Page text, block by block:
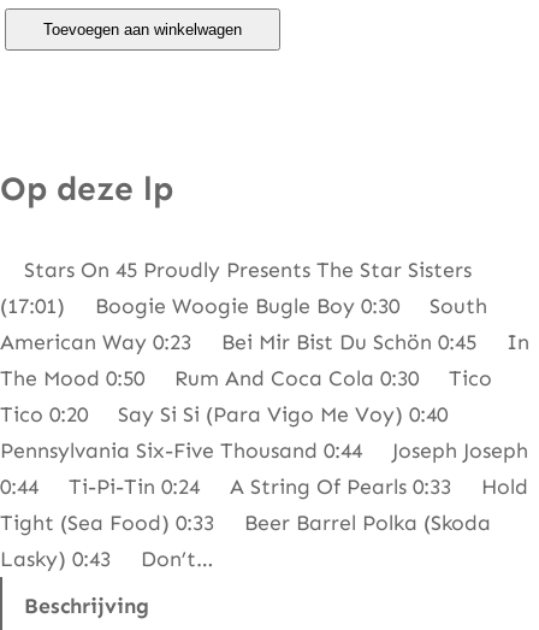
i
e
r
s
–
T
o
n
i
Toevoegen aan winkelwagen
Op deze lp
Stars On 45 Proudly Presents The Star Sisters
(17:01) Boogie Woogie Bugle Boy 0:30 South
American Way 0:23 Bei Mir Bist Du Schön 0:45 In
The Mood 0:50 Rum And Coca Cola 0:30 Tico
Tico 0:20 Say Si Si (Para Vigo Me Voy) 0:40
Pennsylvania Six-Five Thousand 0:44 Joseph Joseph
0:44 Ti-Pi-Tin 0:24 A String Of Pearls 0:33 Hold
Tight (Sea Food) 0:33 Beer Barrel Polka (Skoda
Lasky) 0:43 Don’t…
Beschrijving